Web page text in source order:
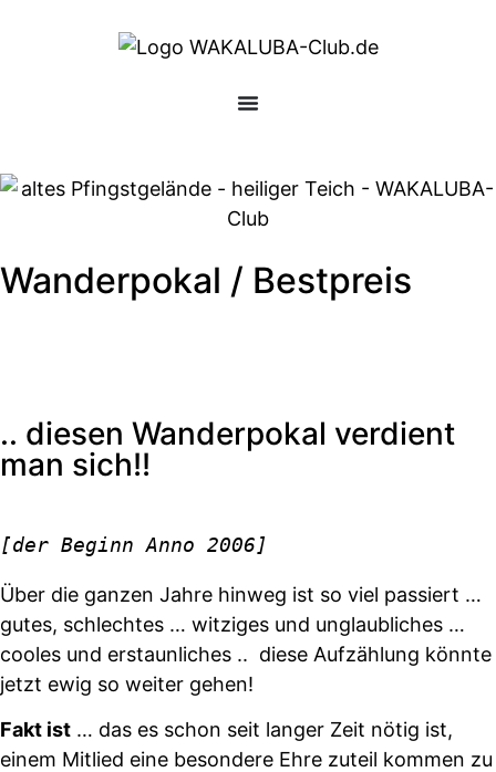
Wanderpokal / Bestpreis
.. diesen Wanderpokal verdient
man sich!!
[der Beginn Anno 2006]
Über die ganzen Jahre hinweg ist so viel passiert …
gutes, schlechtes … witziges und unglaubliches …
cooles und erstaunliches .. diese Aufzählung könnte
jetzt ewig so weiter gehen!
Fakt ist … das es schon seit langer Zeit nötig ist,
einem Mitlied eine besondere Ehre zuteil kommen zu